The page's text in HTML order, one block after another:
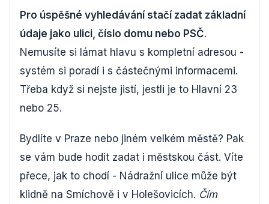
Pro úspěšné vyhledávání stačí zadat základní
údaje jako ulici, číslo domu nebo PSČ.
Nemusíte si lámat hlavu s kompletní adresou -
systém si poradí i s částečnými informacemi.
Třeba když si nejste jistí, jestli je to Hlavní 23
nebo 25.
Bydlíte v Praze nebo jiném velkém městě? Pak
se vám bude hodit zadat i městskou část. Víte
přece, jak to chodí - Nádražní ulice může být
klidně na Smíchově i v Holešovicích. Čím